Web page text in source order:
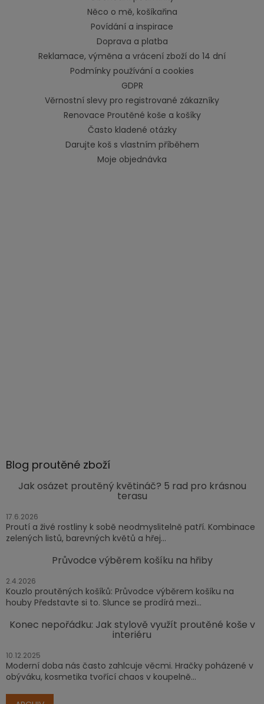
Něco o mě, košíkařina
Povídání a inspirace
Doprava a platba
Reklamace, výměna a vrácení zboží do 14 dní
Podmínky používání a cookies
GDPR
Věrnostní slevy pro registrované zákazníky
Renovace Proutěné koše a košíky
Často kladené otázky
Darujte koš s vlastním příběhem
Moje objednávka
Blog proutěné zboží
Jak osázet proutěný květináč? 5 rad pro krásnou
terasu
17.6.2026
Proutí a živé rostliny k sobě neodmyslitelně patří. Kombinace
zelených listů, barevných květů a hřej...
Průvodce výběrem košíku na hřiby
2.4.2026
Kouzlo proutěných košíků: Průvodce výběrem košíku na
houby Představte si to. Slunce se prodírá mezi...
Konec nepořádku: Jak stylově využít proutěné koše v
interiéru
10.12.2025
Moderní doba nás často zahlcuje věcmi. Hračky poházené v
obýváku, kosmetika tvořící chaos v koupelně...